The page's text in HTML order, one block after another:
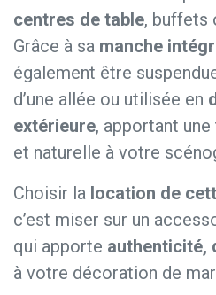
centres de table, buffets
Grâce à sa manche
également être
d’une allée ou utilisée en
extérieure, apportant
et naturelle à votre
Choisir la location de
c’est miser sur un
qui apporte authenticité,
à votre décoration de